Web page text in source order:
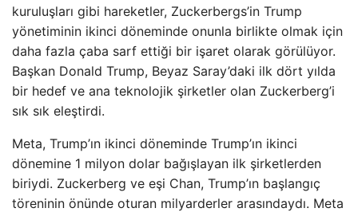
kuruluşları gibi hareketler, Zuckerbergs’in Trump
yönetiminin ikinci döneminde onunla birlikte olmak için
daha fazla çaba sarf ettiği bir işaret olarak görülüyor.
Başkan Donald Trump, Beyaz Saray’daki ilk dört yılda
bir hedef ve ana teknolojik şirketler olan Zuckerberg’i
sık sık eleştirdi.
Meta, Trump’ın ikinci döneminde Trump’ın ikinci
dönemine 1 milyon dolar bağışlayan ilk şirketlerden
biriydi. Zuckerberg ve eşi Chan, Trump’ın başlangıç ​​
töreninin önünde oturan milyarderler arasındaydı. Meta